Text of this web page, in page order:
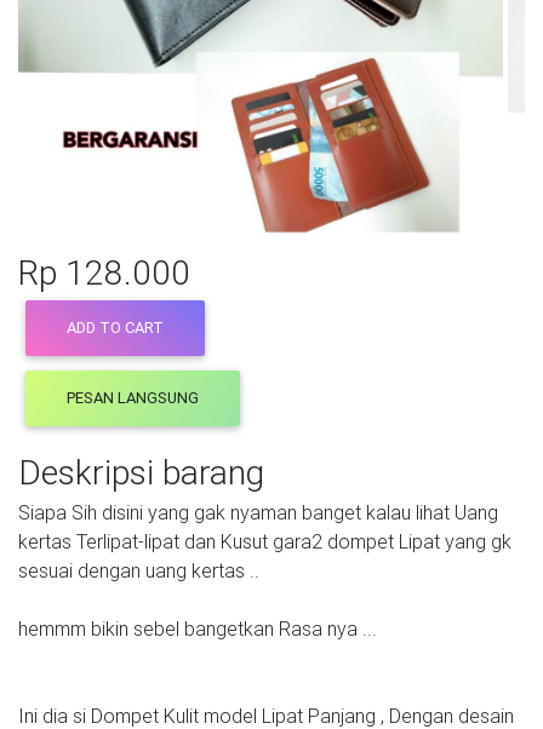
Rp 128.000
ADD TO CART
PESAN LANGSUNG
Deskripsi barang
Siapa Sih disini yang gak nyaman banget kalau lihat Uang
kertas Terlipat-lipat dan Kusut gara2 dompet Lipat yang gk
sesuai dengan uang kertas ..
hemmm bikin sebel bangetkan Rasa nya ...
Ini dia si Dompet Kulit model Lipat Panjang , Dengan desain